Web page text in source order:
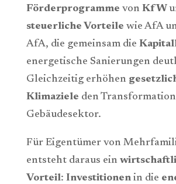
Förderprogramme vonKfW
steuerliche Vorteile wie AfA
AfA, die gemeinsam die
energetische Sanierungen
Gleichzeitig erhöhen
Klimaziele den
Gebäudesektor.
Für Eigentümer von
entsteht daraus ein
Vorteil: Investitionenin die